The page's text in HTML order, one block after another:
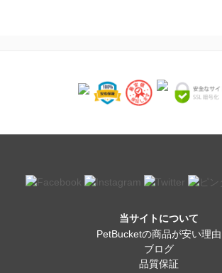
当サイトについて
PetBucketの商品が安い理由
ブログ
品質保証